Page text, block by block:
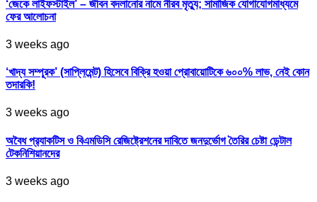
‘জেকে লাইফস্টাইল’ – জীবন বদলানোর নামে নীরব মৃত্যু; সামাজিক যোগাযোগমাধ্যমে
ফের আলোচনা
3 weeks ago
‘খাদ্য সম্পূরক’ (সাপ্লিমেন্ট) হিসেবে বিক্রি হওয়া প্রোবায়োটিকে ৬০০% লাভ, নেই কোন
তদারকি!
3 weeks ago
অবৈধ প্র‍্যাকটিস ও বিএমডিসি রেজিষ্ট্রেশনের দাবিতে জনদুর্ভোগ তৈরির চেষ্টা ডেন্টাল
টেকনিশিয়ানদের
3 weeks ago